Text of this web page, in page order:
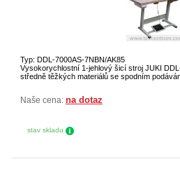
Typ: DDL-7000AS-7NBN/AK85
Vysokorychlostní 1-jehlový šicí stroj JUKI
středně těžkých materiálů se spodním
Naše cena: na dotaz
stav skladu